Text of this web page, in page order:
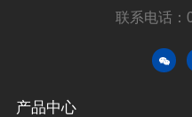
联系电话：
产品中心